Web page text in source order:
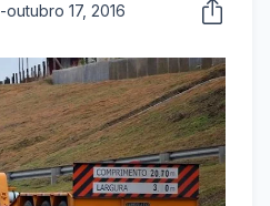
-outubro 17, 2016